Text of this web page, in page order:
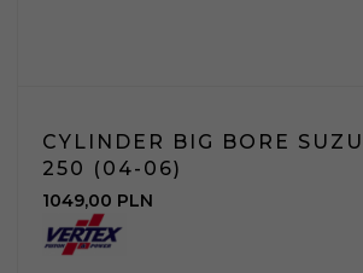
CYLINDER BIG BORE
250 (04-06)
1049,00 PLN